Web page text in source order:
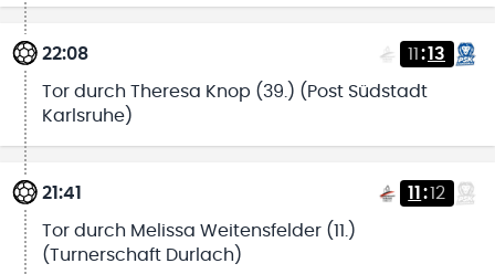
22:08 11 :13
Tor durch Theresa Knop (39.) (Post Südstadt
Karlsruhe)
21:41 11 :12
Tor durch Melissa Weitensfelder (11.)
(Turnerschaft Durlach)